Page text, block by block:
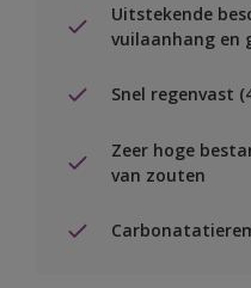
Uitstekende
vuilaanhang en
Snel regenvast
Zeer hoge
van zouten